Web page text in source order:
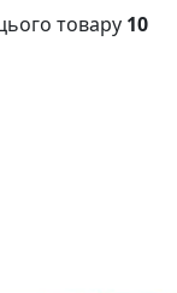
товару 10